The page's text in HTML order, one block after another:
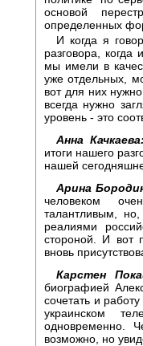
основой
определенных
И когда я
разговора,
мы имели в
уже отдельных,
вот для них
всегда нужно
уровень - это
Анна
итоги нашего
нашей
Арина
человеком
талантливым,
реалиями
стороной. И вот
вновь
Карстен
биографией
сочетать и
украинском
одновременно.
возможно, но